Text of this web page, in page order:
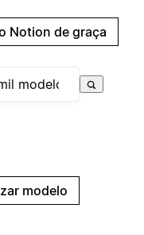
Notion de graça
modelo